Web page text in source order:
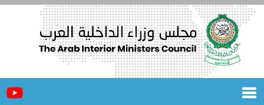
الرئيسية